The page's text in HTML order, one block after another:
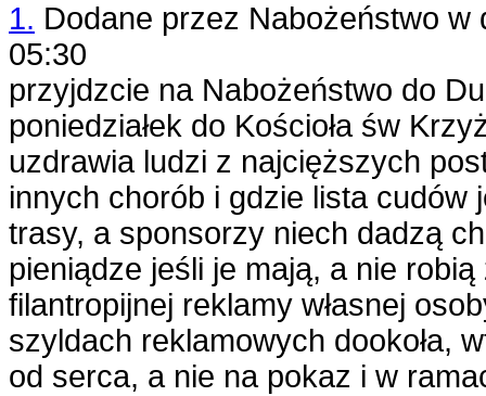
1. Dodane przez Nabożeństwo w
05:30
przyjdzcie na Nabożeństwo do
poniedziałek do Kościoła św
uzdrawia ludzi z najcięższych
innych chorób i gdzie lista cudów
trasy, a sponsorzy niech dadzą
pieniądze jeśli je mają, a nie
filantropijnej reklamy własnej
szyldach reklamowych dookoła,
od serca, a nie na pokaz i w